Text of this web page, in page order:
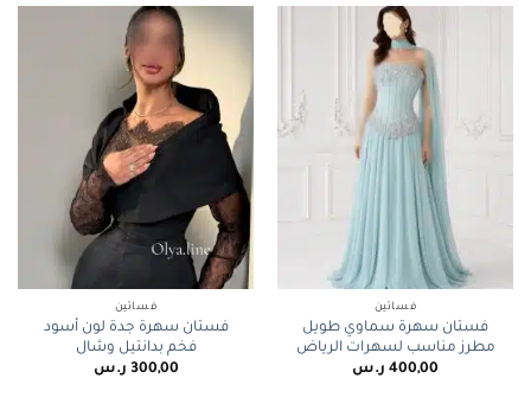
فساتين
فستان سهرة سماوي طويل
مطرز مناسب لسهرات الرياض
400,00 ر.س
فساتين
فستان سهرة جدة لون أسود
فخم بدانتيل وشال
300,00 ر.س